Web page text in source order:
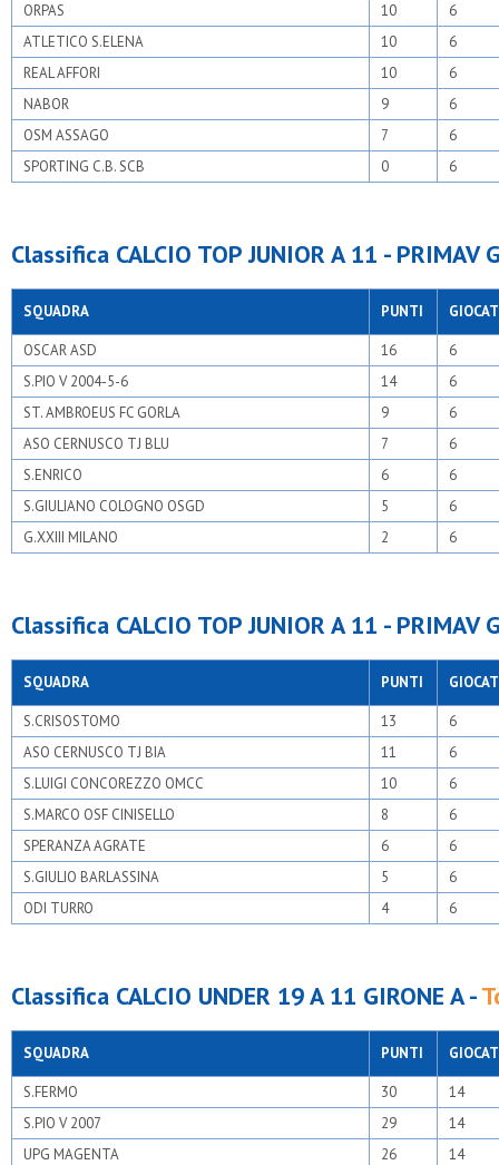
ORPAS
10
6
ATLETICO S.ELENA
10
6
REAL AFFORI
10
6
NABOR
9
6
OSM ASSAGO
7
6
SPORTING C.B. SCB
0 6
Classifica CALCIO TOP JUNIOR A 11 - PRIMAV
SQUADRA PUNTI
OSCAR ASD 16
6
S.PIO V 2004-5-6
14
6
ST. AMBROEUS FC GORLA
9
6
ASO CERNUSCO TJ BLU
7
6
S.ENRICO
6
6
S.GIULIANO COLOGNO OSGD
5
6
G.XXIII MILANO
2 6
Classifica CALCIO TOP JUNIOR A 11 - PRIMAV
SQUADRA PUNTI
S.CRISOSTOMO 13
6
ASO CERNUSCO TJ BIA
11
6
S.LUIGI CONCOREZZO OMCC
10
6
S.MARCO OSF CINISELLO
8
6
SPERANZA AGRATE
6
6
S.GIULIO BARLASSINA
5
6
ODI TURRO
4 6
Classifica CALCIO UNDER 19 A 11 GIRONE A -
SQUADRA PUNTI
S.FERMO 30
14
S.PIO V 2007
29
14
UPG MAGENTA
26
14